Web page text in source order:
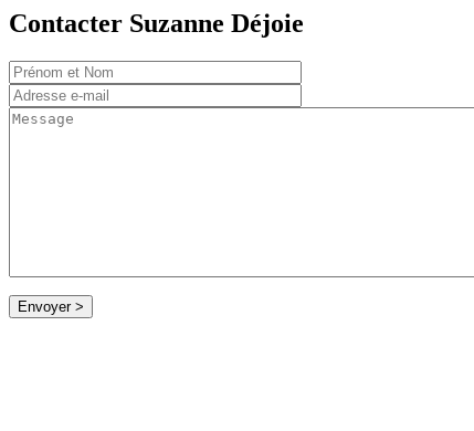
Contacter Suzanne Déjoie